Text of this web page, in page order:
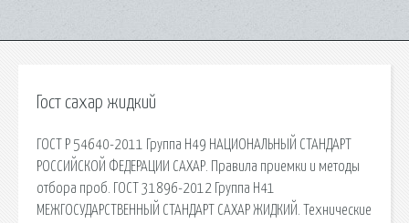
Гост сахар жидкий
ГОСТ Р 54640-2011 Группа Н49 НАЦИОНАЛЬНЫЙ СТАНДАРТ
РОССИЙСКОЙ ФЕДЕРАЦИИ САХАР. Правила приемки и методы
отбора проб. ГОСТ 31896-2012 Группа Н41
МЕЖГОСУДАРСТВЕННЫЙ СТАНДАРТ САХАР ЖИДКИЙ. Технические